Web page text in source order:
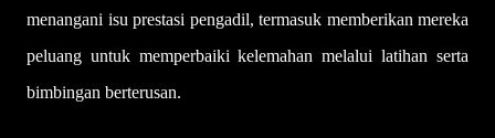
menangani isu prestasi pengadil, termasuk memberikan mereka
peluang untuk memperbaiki kelemahan melalui latihan serta
bimbingan berterusan.